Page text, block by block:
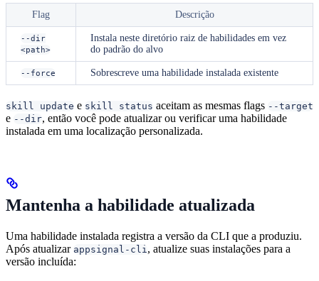
Flag Descrição
--dir
<path>
Instala neste diretório raiz de habilidades em vez
do padrão do alvo
--force Sobrescreve uma habilidade instalada existente
skill update e skill status aceitam as mesmas flags --target
e --dir, então você pode atualizar ou verificar uma habilidade
instalada em uma localização personalizada.
Mantenha a habilidade atualizada
Uma habilidade instalada registra a versão da CLI que a produziu.
Após atualizar appsignal-cli , atualize suas instalações para a
versão incluída: